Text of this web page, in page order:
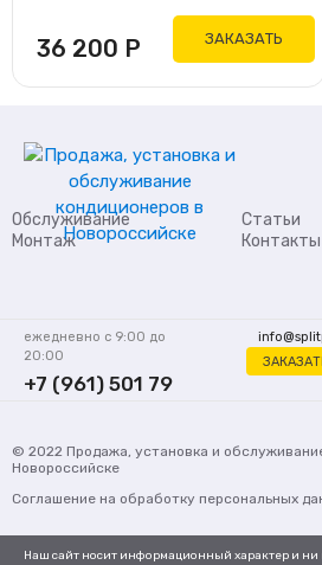
36 200 Р ЗАКАЗАТЬ
Обслуживание
Монтаж
Статьи
Контакты
ежедневно с 9:00 до
20:00
+7 (961) 501 79
© 2022 Продажа, установка и
Новороссийске
Соглашение на обработку персональных
Наш сайт носит информационный характер и ни